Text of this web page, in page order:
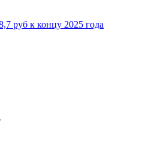
руб к концу 2025 года